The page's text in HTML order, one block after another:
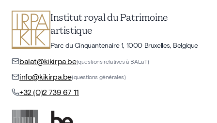
Institut royal du Patrimoine
artistique
Parc du Cinquantenaire 1, 1000 Bruxelles, Belgique
balat@kikirpa.be(questions relatives à BALaT)
info@kikirpa.be(questions générales)
+32 (0)2 739 67 11